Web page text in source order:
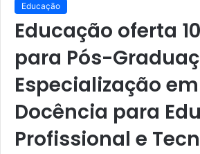
Educação
Educação oferta
para Pós-
Especialização em
Docência para
Profissional e